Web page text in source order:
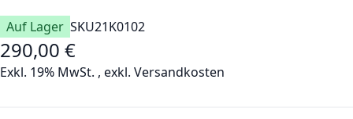
Auf Lager SKU21K0102
290,00 €
Exkl. 19% MwSt. , exkl. Versandkosten